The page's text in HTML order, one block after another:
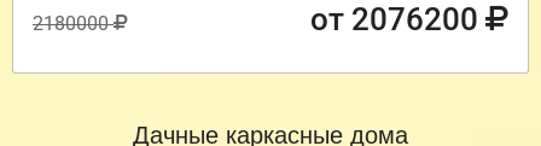
2180000 от 2076200
Дачные каркасные дома